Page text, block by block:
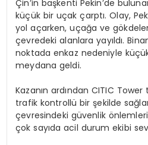
Çin’in başkenti Pekin’de
küçük bir uçak çarptı. Olay,
yol açarken, uçağa ve
çevredeki alanlara yayıldı.
noktada enkaz nedeniyle
meydana geldi.
Kazanın ardından CITIC
trafik kontrollü bir şekilde
çevresindeki güvenlik
çok sayıda acil durum ekibi